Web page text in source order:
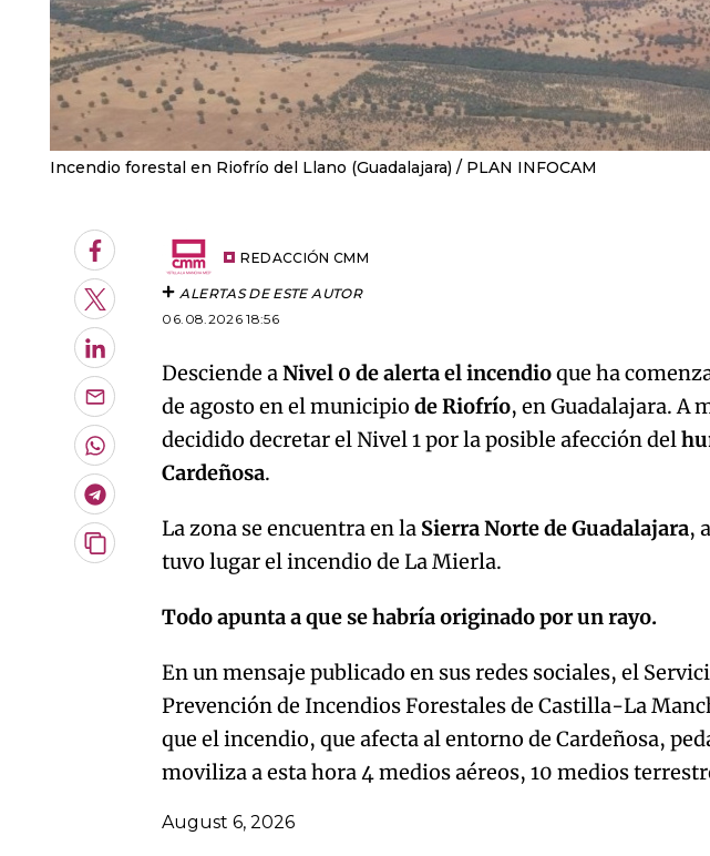
Incendio forestal en Riofrío del Llano (Guadalajara) PLAN INFOCAM
Facebook
Twitter
LinkedIn
Enviar
por
Email
Whatsapp
Telegram
Copiar
artículo
REDACCIÓN CMM
ALERTAS DE ESTE AUTOR
06.08.2026 18:56
Desciende aNivel 0 de alerta el incendioque ha
de agosto en el municipiode Riofrío, en Guadalajara. A
decidido decretar el Nivel 1 por la posible afección del
Cardeñosa.
La zona se encuentra en la Sierra Norte de Guadalajara,
tuvo lugar el incendio de La Mierla.
Todo apunta a que se habría originado por un rayo.
En un mensaje publicado en sus redes sociales, el
Prevención de Incendios Forestales de Castilla-La
que el incendio, que afecta al entorno de Cardeñosa,
moviliza a esta hora 4 medios aéreos, 10 medios
August 6, 2026